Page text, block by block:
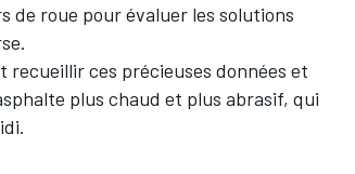
de roue pour évaluer les solutions
recueillir ces précieuses données et
plus chaud et plus abrasif, qui